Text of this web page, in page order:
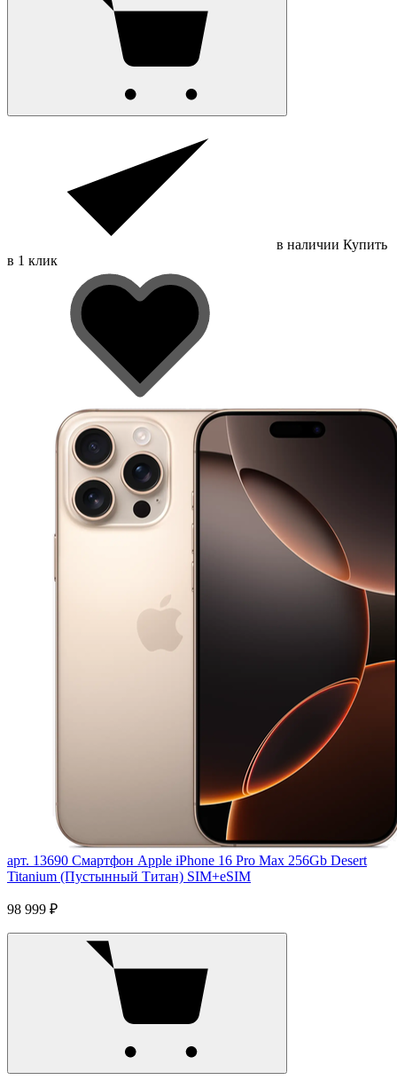
в наличии Купить
в 1 клик
арт. 13690 Смартфон Apple iPhone 16 Pro Max 256Gb Desert
Titanium (Пустынный Титан) SIM+eSIM
98 999 ₽